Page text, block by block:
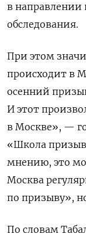
в
обследования.
При этом
происходит в
осенний
И этот
в Москве», —
«Школа
мнению, это
Москва
по призыву»,
По словам